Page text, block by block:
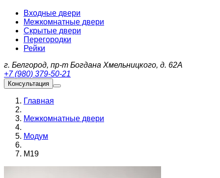
Входные двери
Межкомнатные двери
Скрытые двери
Перегородки
Рейки
г. Белгород, пр-т Богдана Хмельницкого, д. 62А
+7 (980) 379-50-21
Консультация
Главная
Межкомнатные двери
Модум
M19